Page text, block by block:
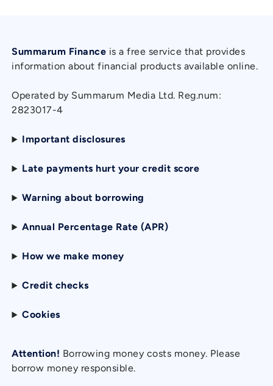
Summarum Finance is a free service that provides
information about financial products available online.
Operated by Summarum Media Ltd. Reg.num:
2823017-4
Important disclosures
Late payments hurt your credit score
Warning about borrowing
Annual Percentage Rate (APR)
How we make money
Credit checks
Cookies
Attention! Borrowing money costs money. Please
borrow money responsible.